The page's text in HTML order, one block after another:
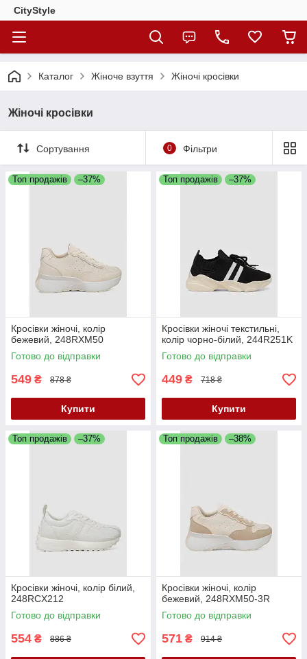
CityStylе
Каталог Жіноче взуття Жіночі кросівки
Жіночі кросівки
Сортування 0 Фільтри
Топ продажів –37%
Кросівки жіночі, колір
бежевий, 248RXM50
Готово до відправки
549 ₴ 878 ₴
Купити
Топ продажів –37%
Кросівки жіночі текстильні,
колір чорно-білий, 244R251K
Готово до відправки
449 ₴ 718 ₴
Купити
Топ продажів –37%
Кросівки жіночі, колір білий,
248RCX212
Готово до відправки
554 ₴ 886 ₴
Топ продажів –38%
Кросівки жіночі, колір
бежевий, 248RXM50-3R
Готово до відправки
571 ₴ 914 ₴